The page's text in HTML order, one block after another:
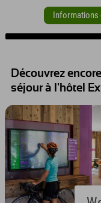
Informations
Découvrez
séjour à l'hôtel